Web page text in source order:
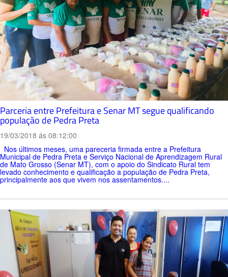
Parceria entre Prefeitura e Senar MT segue qualificando
população de Pedra Preta
19/03/2018 ás 08:12:00
Nos últimos meses, uma pareceria firmada entre a Prefeitura
Municipal de Pedra Preta e Serviço Nacional de Aprendizagem Rural
de Mato Grosso (Senar MT), com o apoio do Sindicato Rural tem
levado conhecimento e qualificação a população de Pedra Preta,
principalmente aos que vivem nos assentamentos....